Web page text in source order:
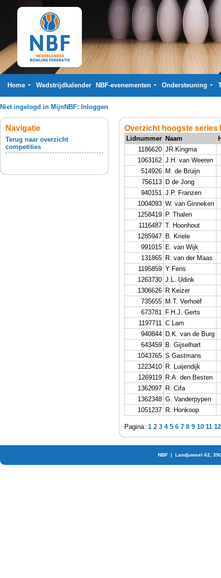
Home Wedstrijdkalender NBF-evenementen Ondersteuning
Niet ingelogd in MijnNBF: Inloggen
Navigatie
Terug naar overzicht
competities
Overzicht hoogste series
Lidnummer Naam
1186620 JR Kingma
1063162 J.H. van Weeren
514926 M. de Bruijn
756113 D de Jong
940151 J.P. Franzen
1004093 W. van Ginneken
1258419 P. Thalen
1116487 T. Hoonhout
1285947 B. Kriele
991015 E. van Wijk
131865 R. van der Maas
1195859 Y Fens
1263730 J.L. Udink
1306626 R Keizer
735655 M.T. Verhoef
673781 F.H.J. Gerts
1197711 C Lam
940844 D.K. van de Burg
643459 B. Gijselhart
1043765 S Gastmans
1223410 R. Luijendijk
1269119 R.A. den Besten
1362097 R. Cifa
1362348 G. Vanderpypen
1051237 R. Honkoop
Pagina: 1 2 3 4 5 6 7 8 9 10 11 12
NBF | Landjuweel 62,